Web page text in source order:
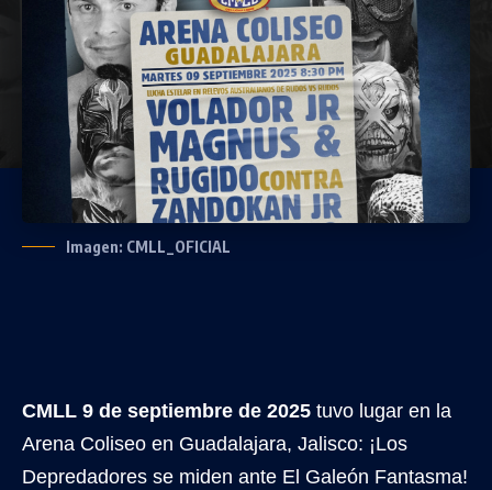
Imagen: CMLL_OFICIAL
CMLL 9 de septiembre de 2025 tuvo lugar en la
Arena Coliseo en Guadalajara, Jalisco: ¡Los
Depredadores se miden ante El Galeón Fantasma!